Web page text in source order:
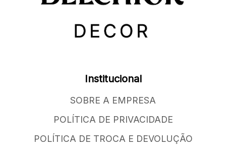
Institucional
SOBRE A EMPRESA
POLÍTICA DE PRIVACIDADE
POLÍTICA DE TROCA E DEVOLUÇÃO